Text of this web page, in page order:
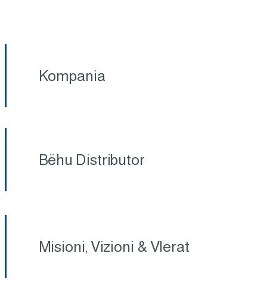
Kompania
Bëhu Distributor
Misioni, Vizioni & Vlerat